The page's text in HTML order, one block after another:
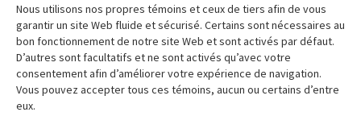
Salle de presse
Ressources
Articles
Support
Social
Media
Global
FR
Nous utilisons nos propres témoins et ceux de tiers afin de vous
garantir un site Web fluide et sécurisé. Certains sont nécessaires au
bon fonctionnement de notre site Web et sont activés par défaut.
D’autres sont facultatifs et ne sont activés qu’avec votre
consentement afin d’améliorer votre expérience de navigation.
Vous pouvez accepter tous ces témoins, aucun ou certains d’entre
eux.